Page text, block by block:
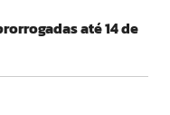
até 14 de